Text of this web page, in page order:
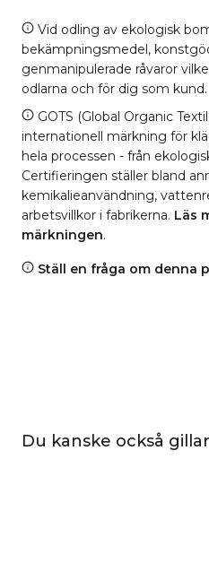
Vid odling av ekologisk
bekämpningsmedel,
genmanipulerade råvaror
odlarna och för dig som kund.
GOTS (Global Organic
internationell märkning för
hela processen - från
Certifieringen ställer bland
kemikalieanvändning,
arbetsvillkor i fabrikerna. Läs
märkningen.
Ställ en fråga om denna
Du kanske också